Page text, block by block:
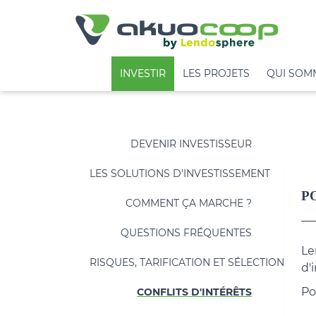
INVESTIR LES PROJETS QUI
DEVENIR INVESTISSEUR
LES SOLUTIONS D'INVESTISSEMENT
COMMENT ÇA MARCHE ?
QUESTIONS FRÉQUENTES
RISQUES, TARIFICATION ET SÉLECTION
CONFLITS D'INTÉRÊTS